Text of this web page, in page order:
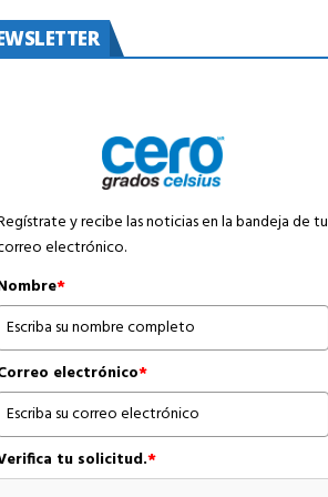
y recibe las noticias en la bandeja de tu
electrónico.
*
electrónico*
tu solicitud.*